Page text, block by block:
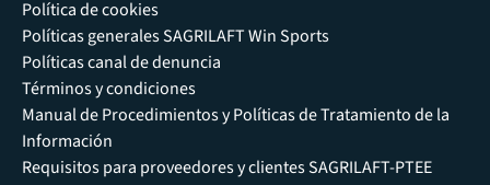
Política de cookies
Políticas generales SAGRILAFT Win Sports
Políticas canal de denuncia
Términos y condiciones
Manual de Procedimientos y Políticas de Tratamiento de la
Información
Requisitos para proveedores y clientes SAGRILAFT-PTEE